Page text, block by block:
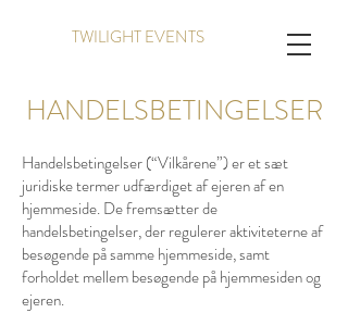
TWILIGHT EVENTS
HANDELSBETINGELSER
Handelsbetingelser (“Vilkårene”) er et sæt
juridiske termer udfærdiget af ejeren af en
hjemmeside. De fremsætter de
handelsbetingelser, der regulerer aktiviteterne af
besøgende på samme hjemmeside, samt
forholdet mellem besøgende på hjemmesiden og
ejeren.